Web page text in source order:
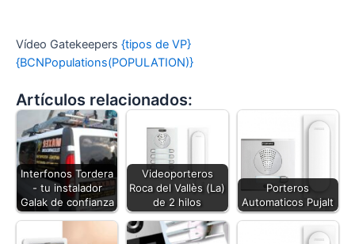
Vídeo Gatekeepers {tipos de VP}
{BCNPopulations(POPULATION)}
Artículos relacionados:
Interfonos Tordera
- tu instalador
Galak de confianza
Videoporteros
Roca del Vallès (La)
de 2 hilos
Porteros
Automaticos Pujalt